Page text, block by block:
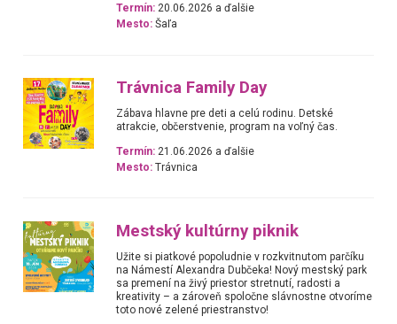
Termín: 20.06.2026 a ďalšie
Mesto: Šaľa
Trávnica Family Day
Zábava hlavne pre deti a celú rodinu. Detské
atrakcie, občerstvenie, program na voľný čas.
Termín: 21.06.2026 a ďalšie
Mesto: Trávnica
Mestský kultúrny piknik
Užite si piatkové popoludnie v rozkvitnutom parčíku
na Námestí Alexandra Dubčeka! Nový mestský park
sa premení na živý priestor stretnutí, radosti a
kreativity – a zároveň spoločne slávnostne otvoríme
toto nové zelené priestranstvo!